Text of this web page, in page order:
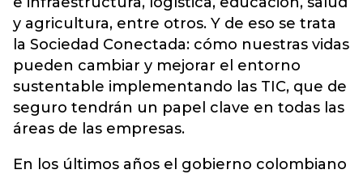
y agricultura, entre otros. Y de eso se trata
la Sociedad Conectada: cómo nuestras vidas
pueden cambiar y mejorar el entorno
sustentable implementando las TIC, que de
seguro tendrán un papel clave en todas las
áreas de las empresas.
En los últimos años el gobierno colombiano